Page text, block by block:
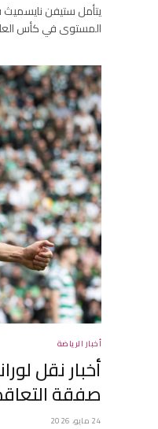
يتأمل ستيفن
المستوى في كأس
أخبار الرياضة
أخبار نقل
صفقة
24 مايو، 2026